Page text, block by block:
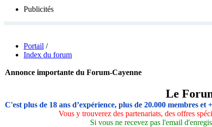
Publicités
Portail /
Index du forum
Annonce importante du Forum-Cayenne
Le
C'est plus de 18 ans d’expérience, plus de 20.000 membres et
Vous y trouverez des partenariats, des offres
Si vous ne recevez pas l'email